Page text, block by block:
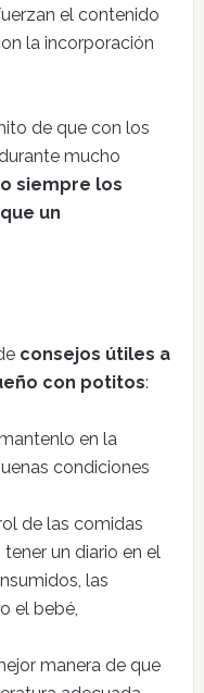
el contenido
la incorporación
de que con los
mucho
siempre los
un
consejos útiles a
con potitos:
en la
condiciones
de las comidas
un diario en el
las
el bebé,
manera de que